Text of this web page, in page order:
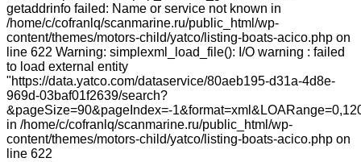
getaddrinfo failed: Name or service not known in
/home/c/cofranlq/scanmarine.ru/public_html/wp-
content/themes/motors-child/yatco/listing-boats-acico.php on
line 622 Warning: simplexml_load_file(): I/O warning : failed
to load external entity
"https://data.yatco.com/dataservice/80aeb195-d31a-4d8e-
969d-03baf01f2639/search?
&pageSize=90&pageIndex=-
in /home/c/cofranlq/scanmarine.ru/public_html/wp-
content/themes/motors-child/yatco/listing-boats-acico.php on
line 622